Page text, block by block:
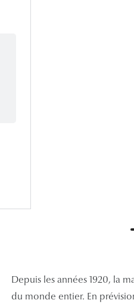
Depuis les années 1920, la
du monde entier. En